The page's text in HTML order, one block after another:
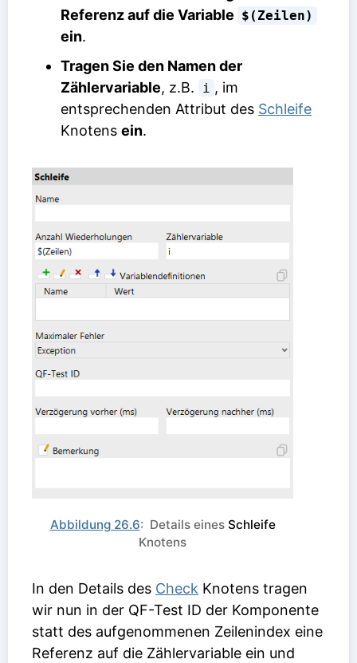
Referenz auf die Variable $(Zeilen)
ein.
Tragen Sie den Namen der
Zählervariable, z.B. i , im
entsprechenden Attribut des Schleife
Knotens ein.
Abbildung 26.6: Details eines Schleife
Knotens
In den Details des Check Knotens tragen
wir nun in der QF-Test ID der Komponente
statt des aufgenommenen Zeilenindex eine
Referenz auf die Zählervariable ein und